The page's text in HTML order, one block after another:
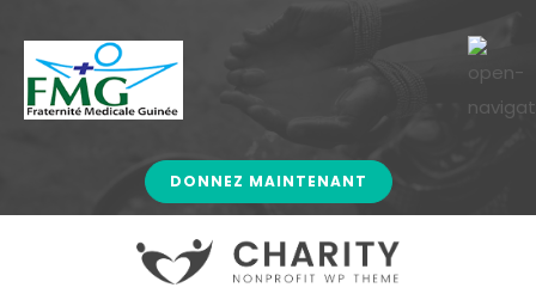
DONNEZ MAINTENANT